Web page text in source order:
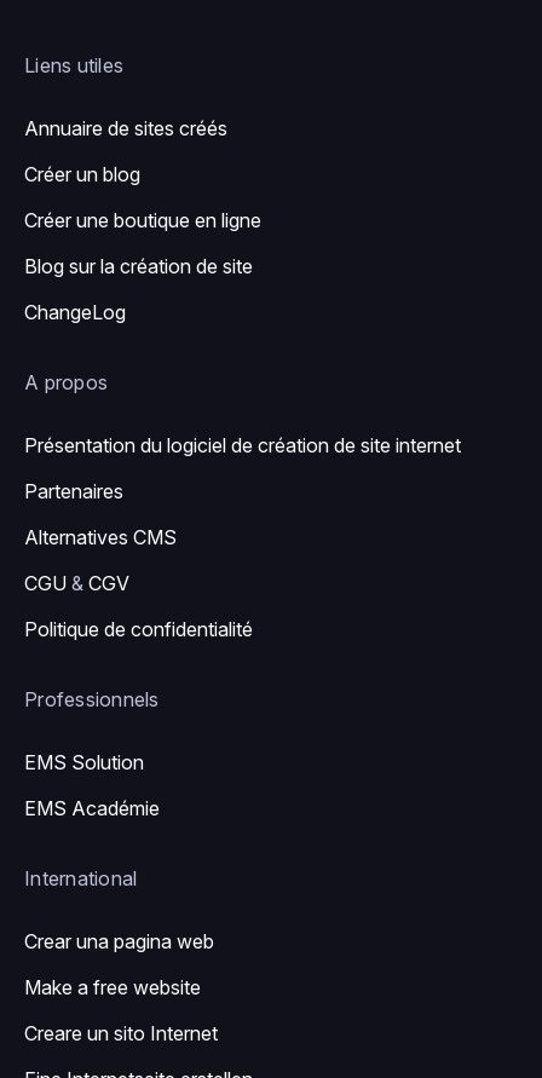
Liens utiles
Annuaire de sites créés
Créer un blog
Créer une boutique en ligne
Blog sur la création de site
ChangeLog
A propos
Présentation du logiciel de création de site internet
Partenaires
Alternatives CMS
CGU & CGV
Politique de confidentialité
Professionnels
EMS Solution
EMS Académie
International
Crear una pagina web
Make a free website
Creare un sito Internet